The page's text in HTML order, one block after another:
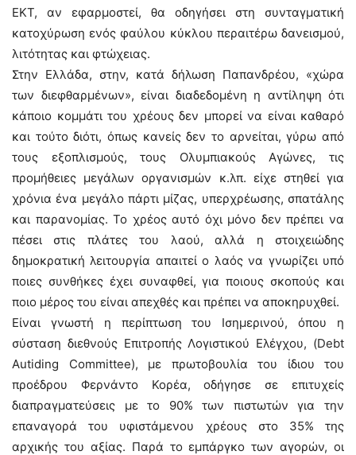
ΕΚΤ, αν εφαρμοστεί, θα οδηγήσει στη συνταγματική
κατοχύρωση ενός φαύλου κύκλου περαιτέρω δανεισμού,
λιτότητας και φτώχειας.
Στην Ελλάδα, στην, κατά δήλωση Παπανδρέου, «χώρα
των διεφθαρμένων», είναι διαδεδομένη η αντίληψη ότι
κάποιο κομμάτι του χρέους δεν μπορεί να είναι καθαρό
και τούτο διότι, όπως κανείς δεν το αρνείται, γύρω από
τους εξοπλισμούς, τους Ολυμπιακούς Αγώνες, τις
προμήθειες μεγάλων οργανισμών κ.λπ. είχε στηθεί για
χρόνια ένα μεγάλο πάρτι μίζας, υπερχρέωσης, σπατάλης
και παρανομίας. Το χρέος αυτό όχι μόνο δεν πρέπει να
πέσει στις πλάτες του λαού, αλλά η στοιχειώδης
δημοκρατική λειτουργία απαιτεί ο λαός να γνωρίζει υπό
ποιες συνθήκες έχει συναφθεί, για ποιους σκοπούς και
ποιο μέρος του είναι απεχθές και πρέπει να αποκηρυχθεί.
Είναι γνωστή η περίπτωση του Ισημερινού, όπου η
σύσταση διεθνούς Επιτροπής Λογιστικού Ελέγχου, (Debt
Autiding Committee), με πρωτοβουλία του ίδιου του
προέδρου Φερνάντο Κορέα, οδήγησε σε επιτυχείς
διαπραγματεύσεις με το 90% των πιστωτών για την
επαναγορά του υφιστάμενου χρέους στο 35% της
αρχικής του αξίας. Παρά το εμπάργκο των αγορών, οι